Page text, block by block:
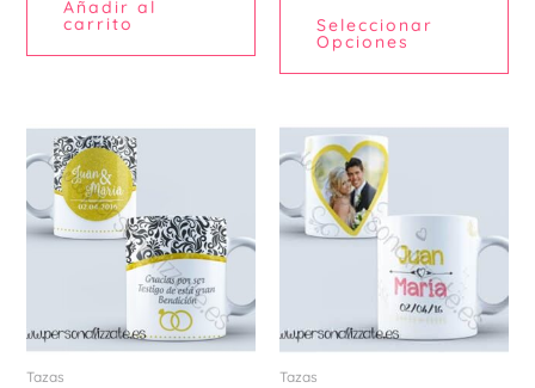
Añadir al
carrito Seleccionar
Opciones
Tazas Tazas